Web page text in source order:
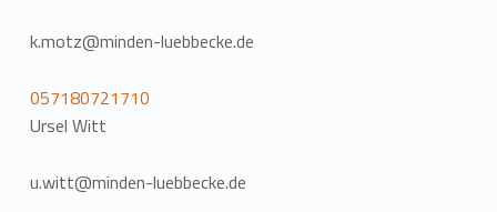
k.motz@minden-luebbecke.de
057180721710
Ursel Witt
u.witt@minden-luebbecke.de